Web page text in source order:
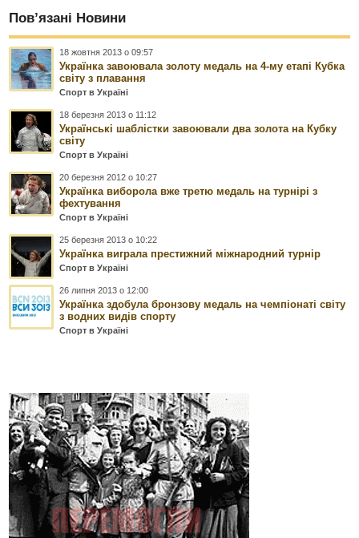
Пов’язані Новини
18 жовтня 2013 о 09:57
Українка завоювала золоту медаль на 4-му етапі Кубка
світу з плавання
Спорт в Україні
18 березня 2013 о 11:12
Українські шаблістки завоювали два золота на Кубку
світу
Спорт в Україні
20 березня 2012 о 10:27
Українка виборола вже третю медаль на турнірі з
фехтування
Спорт в Україні
25 березня 2013 о 10:22
Українка виграла престижний міжнародний турнір
Спорт в Україні
26 липня 2013 о 12:00
Українка здобула бронзову медаль на чемпіонаті світу
з водних видів спорту
Спорт в Україні